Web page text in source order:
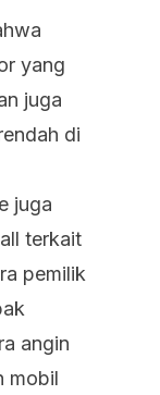
yang
juga
di
juga
terkait
pemilik
angin
mobil